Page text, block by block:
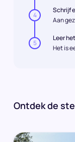
4
Schrijf
Aan
5
Leer
Het is
Ontdek de